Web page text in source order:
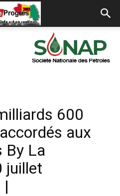
600
aux
By La
juillet